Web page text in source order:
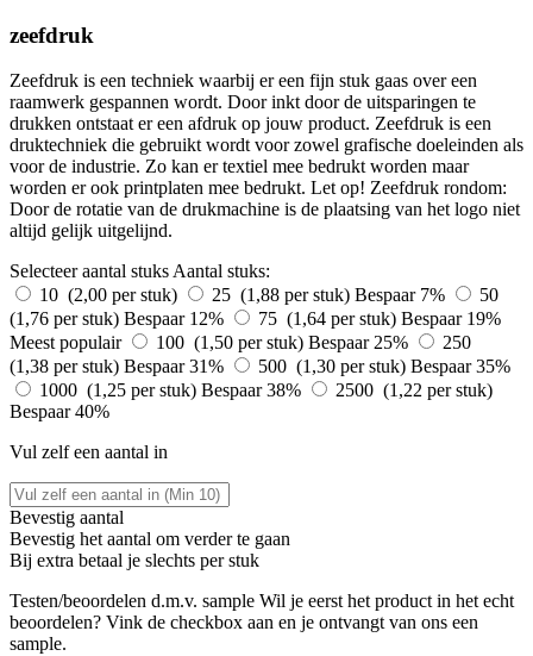
zeefdruk
Zeefdruk is een techniek waarbij er een fijn stuk gaas over een
raamwerk gespannen wordt. Door inkt door de uitsparingen te
drukken ontstaat er een afdruk op jouw product. Zeefdruk is een
druktechniek die gebruikt wordt voor zowel grafische doeleinden als
voor de industrie. Zo kan er textiel mee bedrukt worden maar
worden er ook printplaten mee bedrukt. Let op! Zeefdruk rondom:
Door de rotatie van de drukmachine is de plaatsing van het logo niet
altijd gelijk uitgelijnd.
Selecteer aantal stuksAantal stuks:
10 (2,00 per stuk)
25 (1,88 per stuk) Bespaar 7%
50
(1,76 per stuk) Bespaar 12% 75 (1,64 per stuk) Bespaar 19%
Meest populair
100 (1,50 per stuk) Bespaar 25%
250
(1,38 per stuk) Bespaar 31% 500 (1,30 per stuk) Bespaar 35%
1000 (1,25 per stuk) Bespaar 38%
2500 (1,22 per stuk)
Bespaar 40%
Vul zelf een aantal in
Bevestig aantal
Bevestig het aantal om verder te gaan
Bij extra betaal je slechts per stuk
Testen/beoordelen d.m.v. sample Wil je eerst het product in het echt
beoordelen? Vink de checkbox aan en je ontvangt van ons een
sample.